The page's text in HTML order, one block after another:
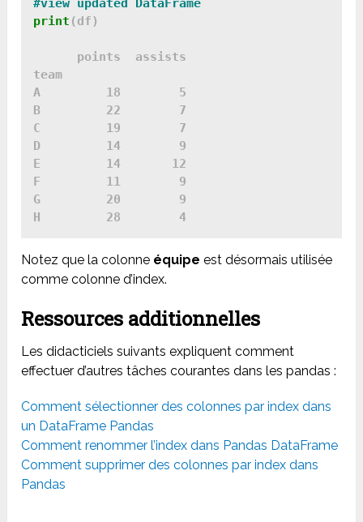
print (df)
      points  assists
team
A         18        5
B         22        7
C         19        7
D         14        9
E         14       12
F         11        9
G         20        9
Notez que la colonne équipe est désormais utilisée
comme colonne d’index.
Ressources additionnelles
Les didacticiels suivants expliquent comment
effectuer d’autres tâches courantes dans les pandas :
Comment sélectionner des colonnes par index dans
un DataFrame Pandas
Comment renommer l’index dans Pandas DataFrame
Comment supprimer des colonnes par index dans
Pandas